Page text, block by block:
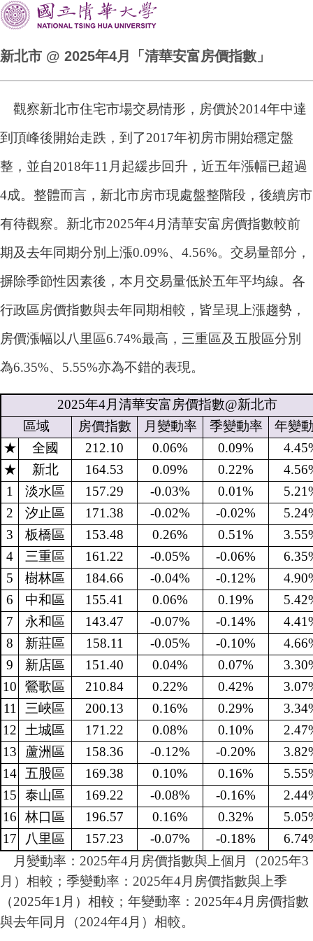
新北市 @ 2025年4月「清華安富房價指數」
觀察新北市住宅市場交易情形，房價於2014年中達
到頂峰後開始走跌，到了2017年初房市開始穩定盤
整，並自2018年11月起緩步回升，近五年漲幅已超過
4成。整體而言，新北市房市現處盤整階段，後續房市
有待觀察。新北市2025年4月清華安富房價指數較前
期及去年同期分別上漲0.09%、4.56%。交易量部分，
摒除季節性因素後，本月交易量低於五年平均線。各
行政區房價指數與去年同期相較，皆呈現上漲趨勢，
房價漲幅以八里區6.74%最高，三重區及五股區分別
為6.35%、5.55%亦為不錯的表現。
2025年4月清華安富房價指數@新北市
區域
房價指數 月變動率 季變動率
年變
★
全國 212.10 0.06% 0.09%
★
新北 164.53 0.09% 0.22%
1
淡水區 157.29 -0.03% 0.01%
2
汐止區 171.38 -0.02% -0.02%
3
板橋區 153.48 0.26% 0.51%
4
三重區 161.22 -0.05% -0.06%
5
樹林區 184.66 -0.04% -0.12%
6
中和區 155.41 0.06% 0.19%
7
永和區 143.47 -0.07% -0.14%
8
新莊區 158.11 -0.05% -0.10%
9
新店區 151.40 0.04% 0.07%
10
鶯歌區 210.84 0.22% 0.42%
11
三峽區 200.13 0.16% 0.29%
12
土城區 171.22 0.08% 0.10%
13
蘆洲區 158.36 -0.12% -0.20%
14
五股區 169.38 0.10% 0.16%
15
泰山區 169.22 -0.08% -0.16%
16
林口區 196.57 0.16% 0.32%
17
八里區 157.23 -0.07% -0.18%
月變動率：2025年4月房價指數與上個月（2025年3
月）相較；季變動率：2025年4月房價指數與上季
（2025年1月）相較；年變動率：2025年4月房價指數
與去年同月（2024年4月）相較。